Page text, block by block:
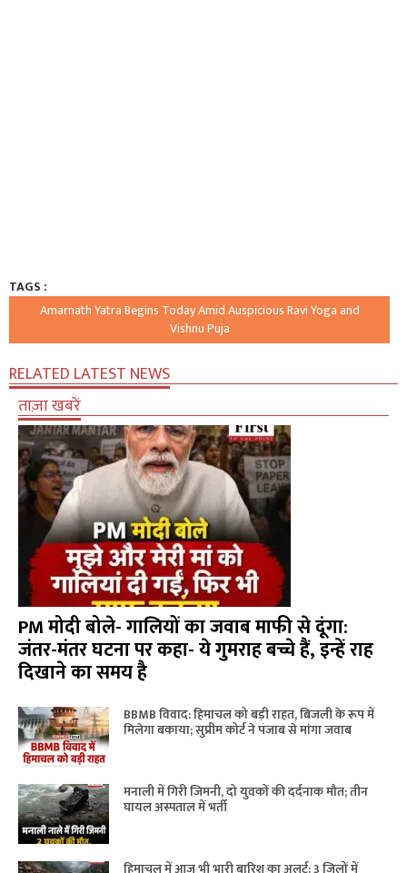
TAGS :
Amarnath Yatra Begins Today Amid Auspicious Ravi Yoga and
Vishnu Puja
RELATED LATEST NEWS
ताज़ा खबरें
PM मोदी बोले- गालियों का जवाब माफी से दूंगा:
जंतर-मंतर घटना पर कहा- ये गुमराह बच्चे हैं, इन्हें राह
दिखाने का समय है
BBMB विवाद: हिमाचल को बड़ी राहत, बिजली के रूप में
मिलेगा बकाया; सुप्रीम कोर्ट ने पंजाब से मांगा जवाब
मनाली में गिरी जिमनी, दो युवकों की दर्दनाक मौत; तीन
घायल अस्पताल में भर्ती
हिमाचल में आज भी भारी बारिश का अलर्ट: 3 जिलों में